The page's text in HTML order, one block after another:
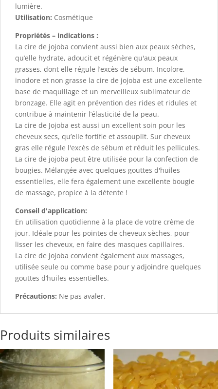
lumière.
Utilisation: Cosmétique
Propriétés – indications :
La cire de jojoba convient aussi bien aux peaux sèches,
qu’elle hydrate, adoucit et régénère qu'aux peaux
grasses, dont elle régule l’excès de sébum. Incolore,
inodore et non grasse la cire de jojoba est une excellente
base de maquillage et un merveilleux sublimateur de
bronzage. Elle agit en prévention des rides et ridules et
contribue à maintenir l’élasticité de la peau.
La cire de Jojoba est aussi un excellent soin pour les
cheveux secs, qu’elle fortifie et assouplit. Sur cheveux
gras elle régule l'excès de sébum et réduit les pellicules.
La cire de jojoba peut être utilisée pour la confection de
bougies. Mélangée avec quelques gouttes d'huiles
essentielles, elle fera également une excellente bougie
de massage, propice à la détente !
Conseil d'application:
En utilisation quotidienne à la place de votre crème de
jour. Idéale pour les pointes de cheveux sèches, pour
lisser les cheveux, en faire des masques capillaires.
La cire de jojoba convient également aux massages,
utilisée seule ou comme base pour y adjoindre quelques
gouttes d’huiles essentielles.
Précautions: Ne pas avaler.
Produits similaires